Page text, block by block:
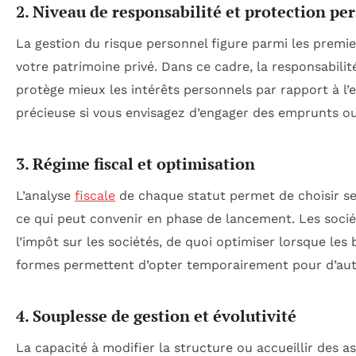
2. Niveau de responsabilité et protection
La gestion du risque personnel figure parmi les
votre patrimoine privé. Dans ce cadre, la
protège mieux les intérêts personnels par rapport à
précieuse si vous envisagez d’engager des emprunts
3. Régime fiscal et optimisation
L’analyse fiscale de chaque statut permet de choisir
ce qui peut convenir en phase de lancement. Les
l’impôt sur les sociétés, de quoi optimiser lorsque
formes permettent d’opter temporairement pour
4. Souplesse de gestion et évolutivité
La capacité à modifier la structure ou accueillir des